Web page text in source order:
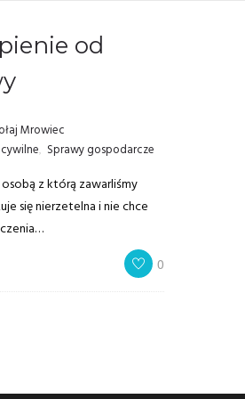
od
Mrowiec
, Sprawy gospodarcze
osobą z którą zawarliśmy
się nierzetelna i nie chce
0